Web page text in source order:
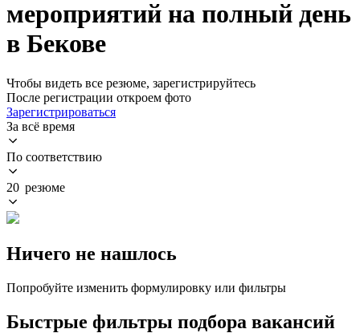
мероприятий на полный день
в Бекове
Чтобы видеть все резюме, зарегистрируйтесь
После регистрации откроем фото
Зарегистрироваться
За всё время
По соответствию
20 резюме
Ничего не нашлось
Попробуйте изменить формулировку или фильтры
Быстрые фильтры подбора вакансий